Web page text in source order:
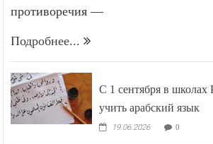
противоречия —
Подробнее...
С 1 сентября в школах
учить арабский язык
19.06.2026 0